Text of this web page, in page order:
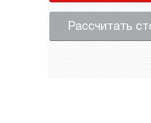
Рассчитать